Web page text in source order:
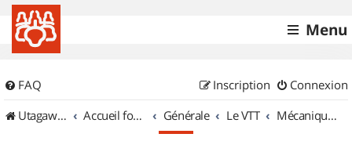
Menu
FAQ Connexion
Inscription
UtagawaVTT (Randos VTT et VTTAE avec traces GPS)
Accueil forum Générale Le VTT Mécanique et Entretiens